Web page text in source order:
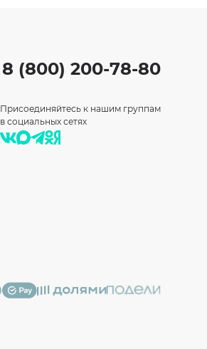
8 (800) 200-78-80
Присоединяйтесь к нашим группам
в социальных сетях